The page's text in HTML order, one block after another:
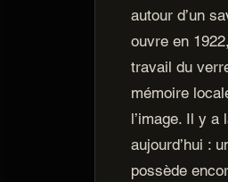
autour d’un
ouvre en
travail du
mémoire
l’image. Il y a
aujourd’hui :
possède